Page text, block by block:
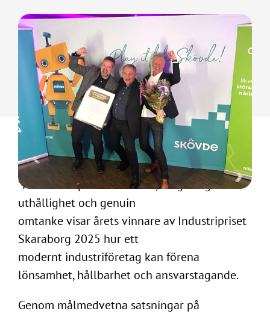
Motiveringen till priset lyder:
”Med ett imponerande driv, långsiktig
uthållighet och genuin
omtanke visar årets vinnare av Industripriset
Skaraborg 2025 hur ett
modernt industriföretag kan förena
lönsamhet, hållbarhet och ansvarstagande.
Genom målmedvetna satsningar på